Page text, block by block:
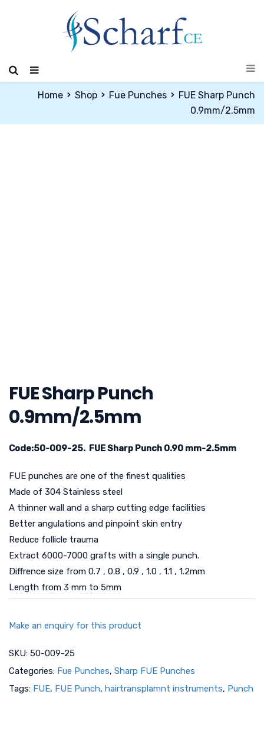
Home Shop Fue Punches
FUE Sharp Punch
0.9mm/2.5mm
FUE Sharp Punch
0.9mm/2.5mm
Code:50-009-25. FUE Sharp Punch 0.90 mm-2.5mm
FUE punches are one of the finest qualities
Made of 304 Stainless steel
A thinner wall and a sharp cutting edge facilities
Better angulations and pinpoint skin entry
Reduce follicle trauma
Extract 6000-7000 grafts with a single punch.
Diffrence size from 0.7 , 0.8 , 0.9 , 1.0 , 1.1 , 1.2mm
Length from 3 mm to 5mm
Make an enquiry for this product
SKU: 50-009-25
Categories: Fue Punches, Sharp FUE Punches
Tags: FUE, FUE Punch, hairtransplamnt instruments, Punch